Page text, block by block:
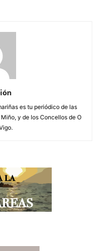
es tu periódico de las
y de los Concellos de O